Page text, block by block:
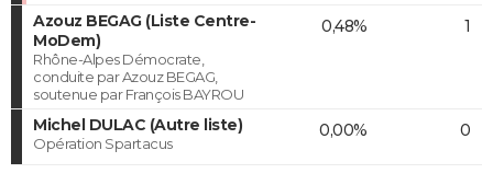
Azouz BEGAG (Liste Centre-
MoDem)
Rhône-Alpes Démocrate,
conduite par Azouz BEGAG,
soutenue par François BAYROU
0,48% 1
Michel DULAC (Autre liste)
Opération Spartacus
0,00% 0